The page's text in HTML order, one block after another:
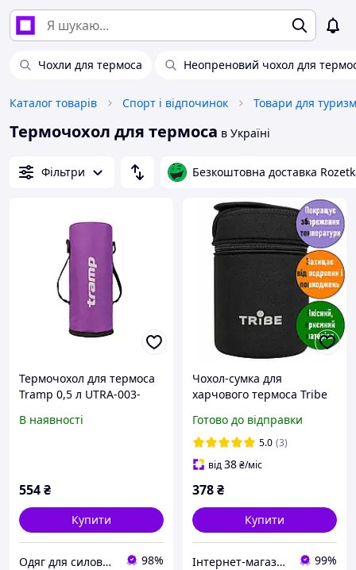
Чохли для термоса Неопреновий чохол для
Каталог товарів Спорт і відпочинок Товари для
Термочохол для термоса в Україні
Фільтри Безкоштовна доставка
Термочохол для термоса
Tramp 0,5 л UTRA-003-
В наявності
554₴
Купити
Одяг для силових структур 98%
Чохол-сумка для
харчового термоса Tribe
16,5х11х11см. Термочохол
для термоса. T-DF-0004-
black
Готово до відправки
5.0 (3)
від38₴/міс
378₴
Купити
Інтернет-магазин «ЧАЙКА» — якісні товари для побуту, спорту, відпочинку та туризму. 99%